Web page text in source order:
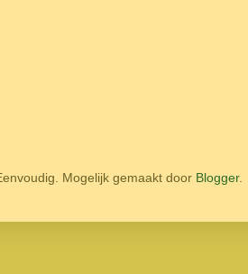
Mogelijk gemaakt door Blogger.